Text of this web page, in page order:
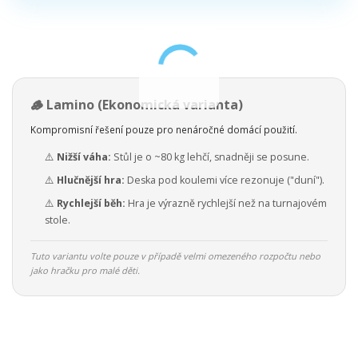
🪵 Lamino (Ekonomická varianta)
Kompromisní řešení pouze pro nenáročné domácí použití.
⚠️ Nižší váha: Stůl je o ~80 kg lehčí, snadněji se posune.
⚠️ Hlučnější hra: Deska pod koulemi více rezonuje ("duní").
⚠️ Rychlejší běh: Hra je výrazně rychlejší než na turnajovém
stole.
Tuto variantu volte pouze v případě velmi omezeného rozpočtu nebo
jako hračku pro malé děti.